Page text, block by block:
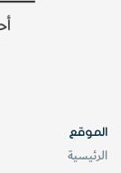
الموقع
الرئيسية